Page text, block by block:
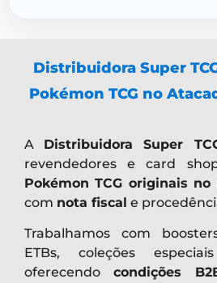
Distribuidora Super
Pokémon TCG no
A Distribuidora Super
revendedores e card
Pokémon TCG originais no
com nota fiscal e
Trabalhamos com
ETBs, coleções
oferecendo condições